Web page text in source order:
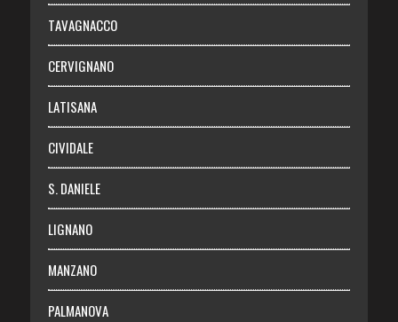
Chi siamo
Abbonati
Login
TAVAGNACCO
CERVIGNANO
LATISANA
CIVIDALE
S. DANIELE
LIGNANO
MANZANO
PALMANOVA